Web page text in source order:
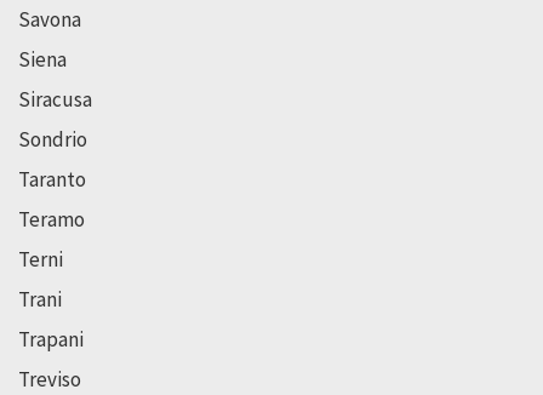
Savona
Siena
Siracusa
Sondrio
Taranto
Teramo
Terni
Trani
Trapani
Treviso